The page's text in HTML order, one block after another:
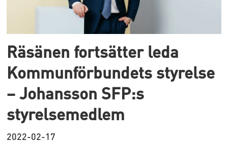
Räsänen fortsätter leda
Kommunförbundets styrelse
– Johansson SFP:s
styrelsemedlem
2022-02-17